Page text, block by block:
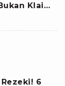
Klaim
6